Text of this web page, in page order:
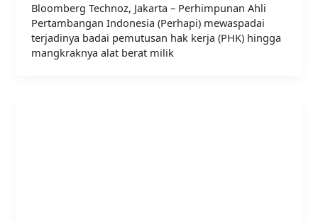
Bloomberg Technoz, Jakarta – Perhimpunan Ahli
Pertambangan Indonesia (Perhapi) mewaspadai
terjadinya badai pemutusan hak kerja (PHK) hingga
mangkraknya alat berat milik